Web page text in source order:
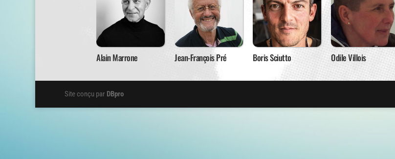
Alain Marrone Jean-François Pré Boris Sciutto Odile Villois
Site conçu par DBpro